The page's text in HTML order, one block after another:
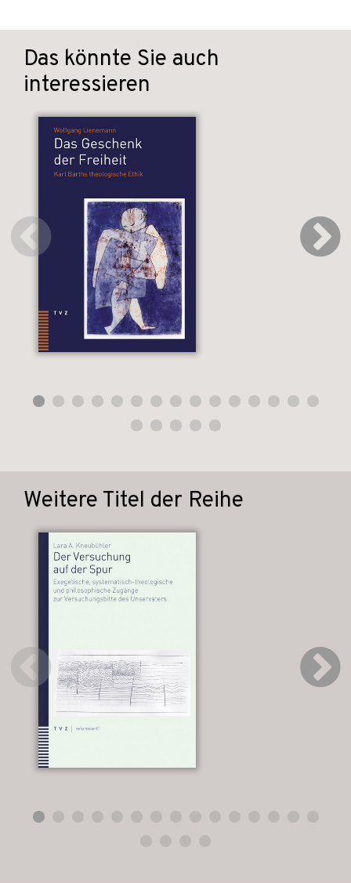
Das könnte Sie auch
interessieren
Weitere Titel der Reihe